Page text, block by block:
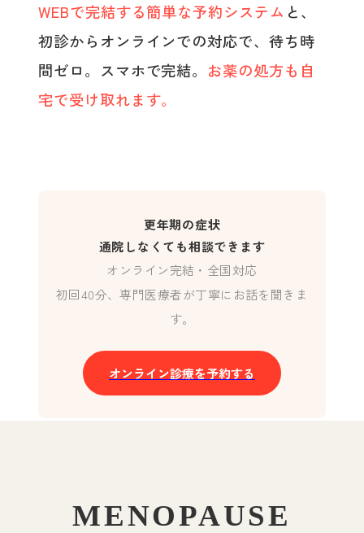
WEBで完結する簡単な予約システム と、
初診からオンラインでの対応で、待ち時
間ゼロ。スマホで完結。 お薬の処方も自
宅で受け取れます。
更年期の症状
通院しなくても相談できます
オンライン完結・全国対応
初回40分、専門医療者が丁寧にお話を聞きま
す。
オンライン診療を予約する
MENOPAUSE